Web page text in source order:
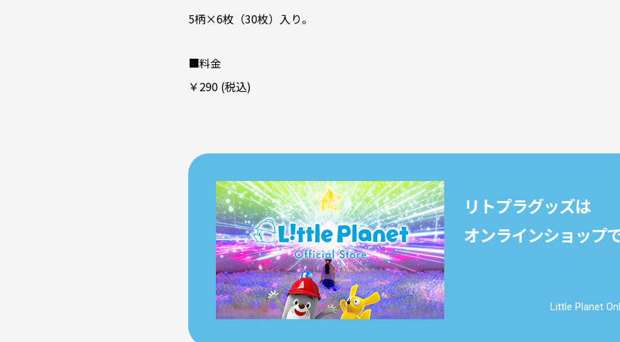
5柄×6枚（30枚）入り。
■料金
￥290 (税込)
リトプラグッズは
オンラインショップ
Little Planet